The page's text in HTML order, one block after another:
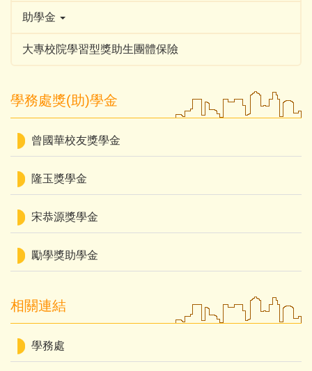
助學金
大專校院學習型獎助生團體保險
學務處獎(助)學金
曾國華校友獎學金
隆玉獎學金
宋恭源獎學金
勵學獎助學金
相關連結
學務處